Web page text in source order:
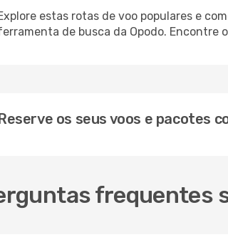
estas rotas de voo populares e
de busca da Opodo. Encontre
os seus voos e pacotes
frequentes